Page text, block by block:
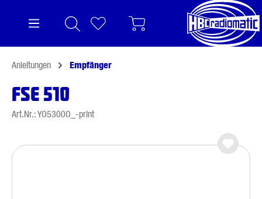
Anleitungen Empfänger
FSE 510
Art.Nr.: YO5300O_-print
Bildergalerie überspringen